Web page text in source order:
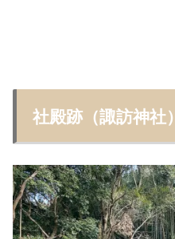
社殿跡（諏訪神社）